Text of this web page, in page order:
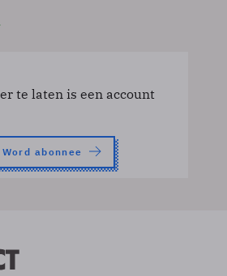
te laten is een account
Word abonnee